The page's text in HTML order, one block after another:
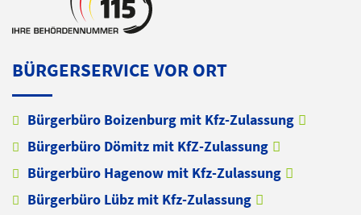
BÜRGERSERVICE VOR ORT
Bürgerbüro Boizenburg mit Kfz-Zulassung
Bürgerbüro Dömitz mit KfZ-Zulassung
Bürgerbüro Hagenow mit Kfz-Zulassung
Bürgerbüro Lübz mit Kfz-Zulassung